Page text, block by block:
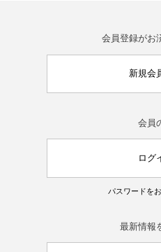
会員登録がお
新規会
会員
ログ
パスワードを
最新情報